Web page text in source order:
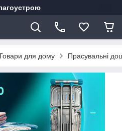
для дому Прасувальні